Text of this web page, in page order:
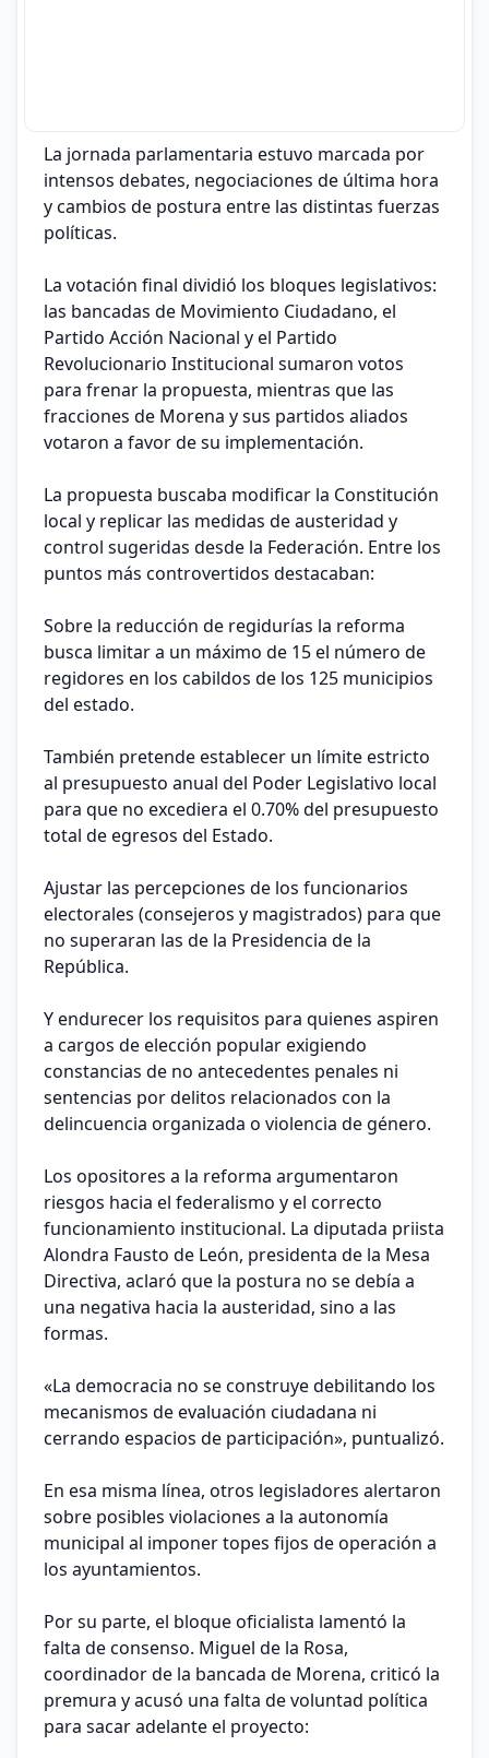
La jornada parlamentaria estuvo marcada por
intensos debates, negociaciones de última hora
y cambios de postura entre las distintas fuerzas
políticas.
La votación final dividió los bloques legislativos:
las bancadas de Movimiento Ciudadano, el
Partido Acción Nacional y el Partido
Revolucionario Institucional sumaron votos
para frenar la propuesta, mientras que las
fracciones de Morena y sus partidos aliados
votaron a favor de su implementación.
La propuesta buscaba modificar la Constitución
local y replicar las medidas de austeridad y
control sugeridas desde la Federación. Entre los
puntos más controvertidos destacaban:
Sobre la reducción de regidurías la reforma
busca limitar a un máximo de 15 el número de
regidores en los cabildos de los 125 municipios
del estado.
También pretende establecer un límite estricto
al presupuesto anual del Poder Legislativo local
para que no excediera el 0.70% del presupuesto
total de egresos del Estado.
Ajustar las percepciones de los funcionarios
electorales (consejeros y magistrados) para que
no superaran las de la Presidencia de la
República.
Y endurecer los requisitos para quienes aspiren
a cargos de elección popular exigiendo
constancias de no antecedentes penales ni
sentencias por delitos relacionados con la
delincuencia organizada o violencia de género.
Los opositores a la reforma argumentaron
riesgos hacia el federalismo y el correcto
funcionamiento institucional. La diputada priista
Alondra Fausto de León, presidenta de la Mesa
Directiva, aclaró que la postura no se debía a
una negativa hacia la austeridad, sino a las
formas.
«La democracia no se construye debilitando los
mecanismos de evaluación ciudadana ni
cerrando espacios de participación», puntualizó.
En esa misma línea, otros legisladores alertaron
sobre posibles violaciones a la autonomía
municipal al imponer topes fijos de operación a
los ayuntamientos.
Por su parte, el bloque oficialista lamentó la
falta de consenso. Miguel de la Rosa,
coordinador de la bancada de Morena, criticó la
premura y acusó una falta de voluntad política
para sacar adelante el proyecto: